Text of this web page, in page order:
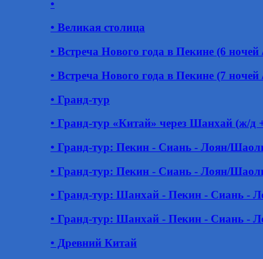
•
• Великая столица
• Встреча Нового года в Пекине (6 ночей
• Встреча Нового года в Пекине (7 ночей
• Гранд-тур
• Гранд-тур «Китай» через Шанхай (ж/д
• Гранд-тур: Пекин - Сиань - Лоян/
• Гранд-тур: Пекин - Сиань - Лоян/
• Гранд-тур: Шанхай - Пекин - Сиань -
• Гранд-тур: Шанхай - Пекин - Сиань -
• Древний Китай